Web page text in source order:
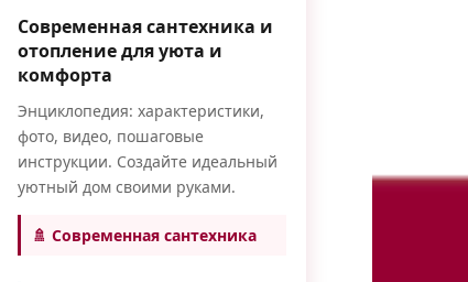
Современная сантехника и
отопление для уюта и
комфорта
Энциклопедия: характеристики,
фото, видео, пошаговые
инструкции. Создайте идеальный
уютный дом своими руками.
🚿 Современная сантехника